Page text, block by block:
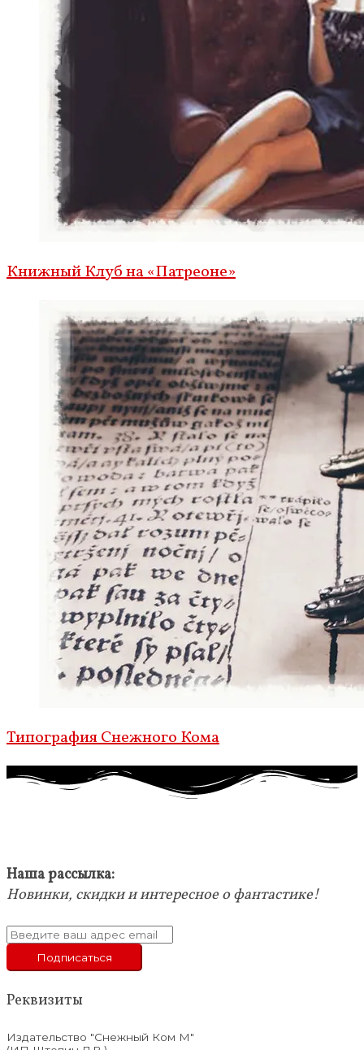
Книжный Клуб на «Патреоне»
Типография Снежного Кома
Наша рассылка:
Новинки, скидки и интересное о фантастике!
Реквизиты
Издательство "Снежный Ком М"